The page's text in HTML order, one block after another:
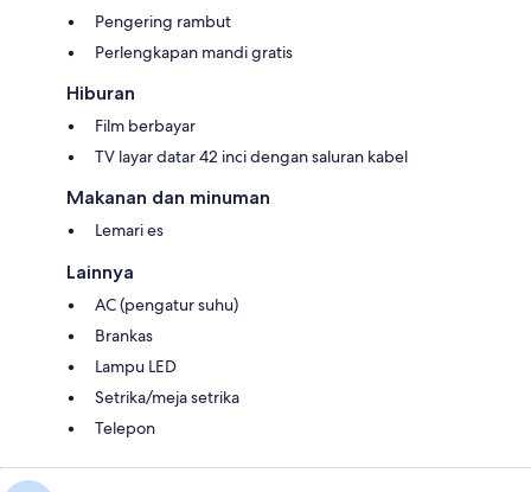
Pengering rambut
Perlengkapan mandi gratis
Hiburan
Film berbayar
TV layar datar 42 inci dengan saluran kabel
Makanan dan minuman
Lemari es
Lainnya
AC (pengatur suhu)
Brankas
Lampu LED
Setrika/meja setrika
Telepon